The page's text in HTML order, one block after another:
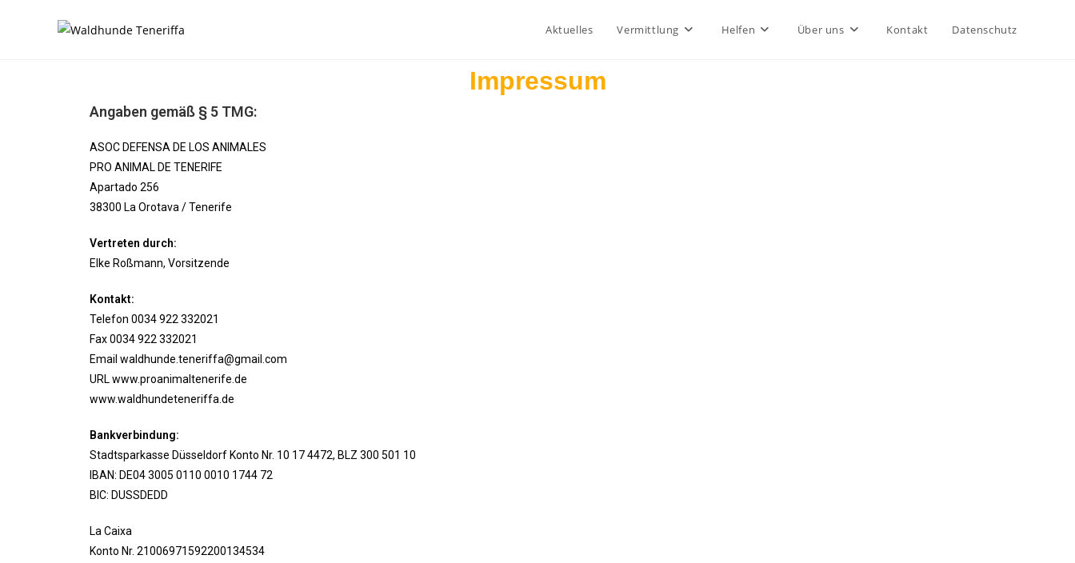
Aktuelles Vermittlung Helfen Über uns Kontakt Datenschutz
Angaben gemäß § 5 TMG:
ASOC DEFENSA DE LOS ANIMALES
PRO ANIMAL DE TENERIFE
Apartado 256
38300 La Orotava / Tenerife
Vertreten durch:
Elke Roßmann, Vorsitzende
Kontakt:
Telefon 0034 922 332021
Fax 0034 922 332021
Email waldhunde.teneriffa@gmail.com
URL www.proanimaltenerife.de
www.waldhundeteneriffa.de
Bankverbindung:
Stadtsparkasse Düsseldorf Konto Nr. 10 17 4472, BLZ 300 501 10
IBAN: DE04 3005 0110 0010 1744 72
BIC: DUSSDEDD
La Caixa
Konto Nr. 21006971592200134534
Impressum